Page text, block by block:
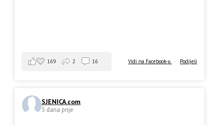
Vidi na Facebook-u · Podijeli
169 2 16
SJENICA.com
5 dana prije